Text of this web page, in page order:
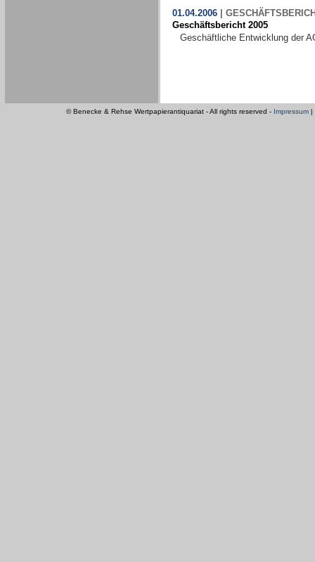
01.04.2006|
Geschäftsbericht 2005
Geschäftliche Entwicklung der
© Benecke & Rehse Wertpapierantiquariat - All rights reserved - Impressum |